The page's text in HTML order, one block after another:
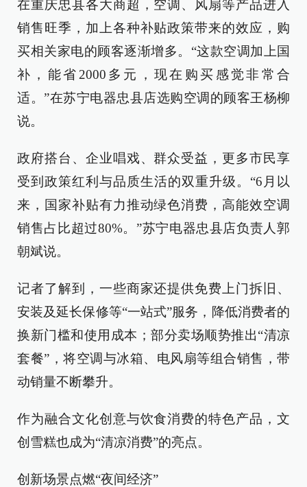
在重庆忠县各大商超，空调、风扇等产品进入
销售旺季，加上各种补贴政策带来的效应，购
买相关家电的顾客逐渐增多。“这款空调加上国
补，能省2000多元，现在购买感觉非常合
适。”在苏宁电器忠县店选购空调的顾客王杨柳
说。
政府搭台、企业唱戏、群众受益，更多市民享
受到政策红利与品质生活的双重升级。“6月以
来，国家补贴有力推动绿色消费，高能效空调
销售占比超过80%。”苏宁电器忠县店负责人郭
朝斌说。
记者了解到，一些商家还提供免费上门拆旧、
安装及延长保修等“一站式”服务，降低消费者的
换新门槛和使用成本；部分卖场顺势推出“清凉
套餐”，将空调与冰箱、电风扇等组合销售，带
动销量不断攀升。
作为融合文化创意与饮食消费的特色产品，文
创雪糕也成为“清凉消费”的亮点。
创新场景点燃“夜间经济”